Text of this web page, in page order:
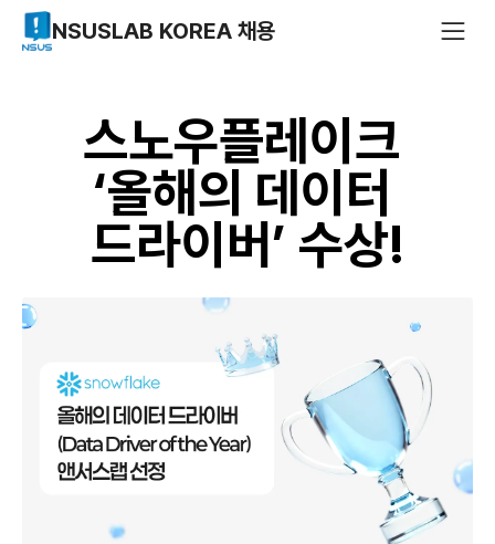
NSUSLAB KOREA 채용
스노우플레이크
‘올해의 데이터
드라이버’ 수상!